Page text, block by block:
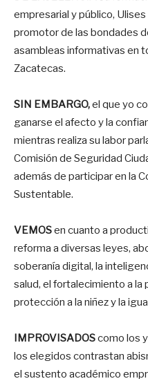
empresarial y público,
promotor de las bondades
asambleas informativas en
Zacatecas.
SIN EMBARGO,el que yo
ganarse el afecto y la
mientras realiza su labor
Comisión de Seguridad
además de participar en la
Sustentable.
VEMOSen cuanto a
reforma a diversas leyes,
soberanía digital, la
salud, el fortalecimiento a la
protección a la niñez y la
IMPROVISADOScomo los
los elegidos contrastan
el sustento académico